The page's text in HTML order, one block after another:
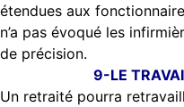
étendues aux
n’a pas évoqué les
de précision.
9-LE
Un retraité pourra